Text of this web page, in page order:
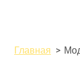
Главная